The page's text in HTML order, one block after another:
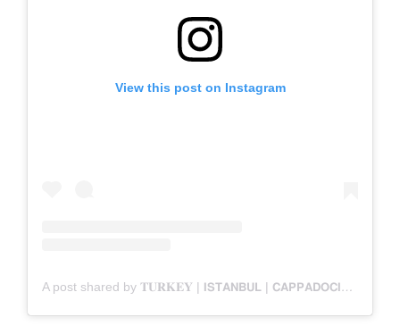
View this post on Instagram
A post shared by 𝐓𝐔𝐑𝐊𝐄𝐘 | 𝗜𝗦𝗧𝗔𝗡𝗕𝗨𝗟 | 𝗖𝗔𝗣𝗣𝗔𝗗𝗢𝗖𝗜𝗔 (@turkeytravelgo)